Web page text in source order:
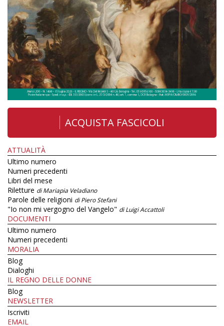
ACQUISTA FASCICOLI
ATTUALITÀ
Ultimo numero
Numeri precedenti
Libri del mese
Riletture di Mariapia Veladiano
Parole delle religioni di Piero Stefani
"Io non mi vergogno del Vangelo" di Luigi Accattoli
DOCUMENTI
Ultimo numero
Numeri precedenti
MORALIA
Blog
Dialoghi
IL REGNO DELLE DONNE
Blog
NEWSLETTER
Iscriviti
EMAIL